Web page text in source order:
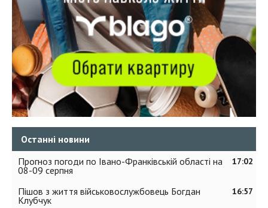
Останні новини
17:02
Прогноз погоди по Івано-Франківській області на
08-09 серпня
16:57
Пішов з життя військовослужбовець Богдан
Клубчук